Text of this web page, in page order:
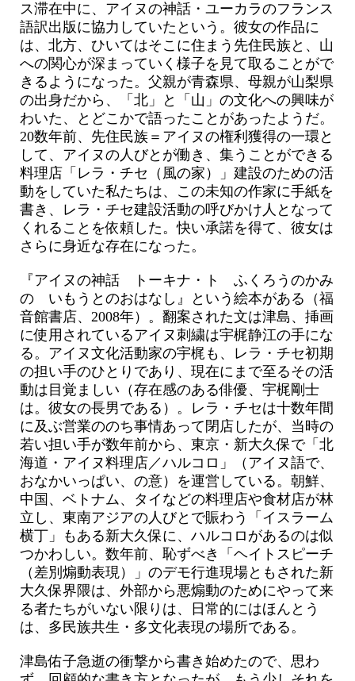
ス滞在中に、アイヌの神話・ユーカラのフランス
語訳出版に協力していたという。彼女の作品に
は、北方、ひいてはそこに住まう先住民族と、山
への関心が深まっていく様子を見て取ることがで
きるようになった。父親が青森県、母親が山梨県
の出身だから、「北」と「山」の文化への興味が
わいた、とどこかで語ったことがあったようだ。
20数年前、先住民族＝アイヌの権利獲得の一環と
して、アイヌの人びとが働き、集うことができる
料理店「レラ・チセ（風の家）」建設のための活
動をしていた私たちは、この未知の作家に手紙を
書き、レラ・チセ建設活動の呼びかけ人となって
くれることを依頼した。快い承諾を得て、彼女は
さらに身近な存在になった。
『アイヌの神話 トーキナ・ト ふくろうのかみ
の いもうとのおはなし』という絵本がある（福
音館書店、2008年）。翻案された文は津島、挿画
に使用されているアイヌ刺繍は宇梶静江の手にな
る。アイヌ文化活動家の宇梶も、レラ・チセ初期
の担い手のひとりであり、現在にまで至るその活
動は目覚ましい（存在感のある俳優、宇梶剛士
は。彼女の長男である）。レラ・チセは十数年間
に及ぶ営業ののち事情あって閉店したが、当時の
若い担い手が数年前から、東京・新大久保で「北
海道・アイヌ料理店／ハルコロ」（アイヌ語で、
おなかいっぱい、の意）を運営している。朝鮮、
中国、ベトナム、タイなどの料理店や食材店が林
立し、東南アジアの人びとで賑わう「イスラーム
横丁」もある新大久保に、ハルコロがあるのは似
つかわしい。数年前、恥ずべき「ヘイトスピーチ
（差別煽動表現）」のデモ行進現場ともされた新
大久保界隈は、外部から悪煽動のためにやって来
る者たちがいない限りは、日常的にはほんとう
は、多民族共生・多文化表現の場所である。
津島佑子急逝の衝撃から書き始めたので、思わ